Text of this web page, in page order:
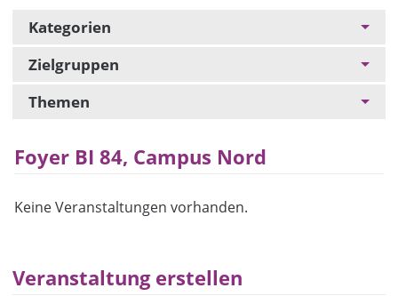
Kategorien
Zielgruppen
Themen
Foyer BI 84, Campus Nord
Keine Veranstaltungen vorhanden.
Veranstaltung erstellen